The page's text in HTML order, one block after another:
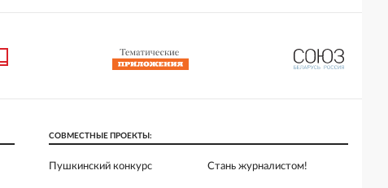
СОВМЕСТНЫЕ ПРОЕКТЫ:
Пушкинский конкурс Стань журналистом!